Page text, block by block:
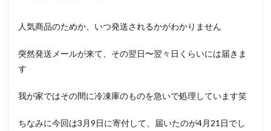
人気商品のためか、いつ発送されるかがわかりません
突然発送メールが来て、その翌日〜翌々日くらいには届きま
す
我が家ではその間に冷凍庫のものを急いで処理しています笑
ちなみに今回は3月9日に寄付して、届いたのが4月21日でし